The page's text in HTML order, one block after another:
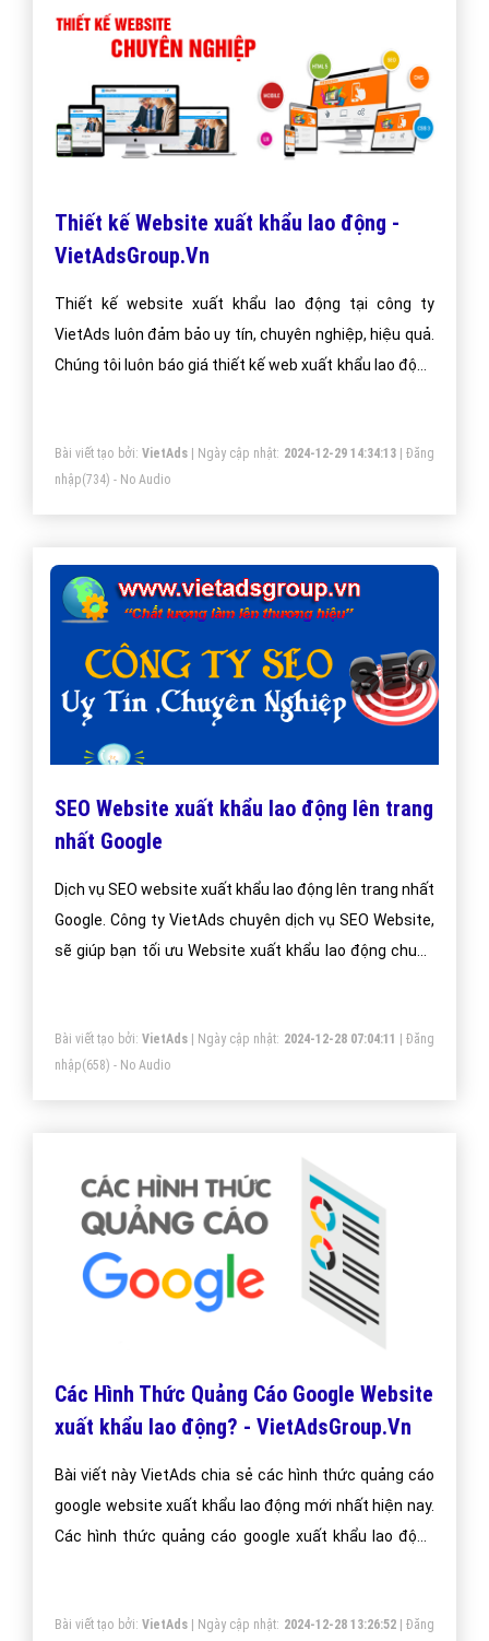
Thiết kế Website xuất khẩu lao động -
VietAdsGroup.Vn
Thiết kế website xuất khẩu lao động tại công ty
VietAds luôn đảm bảo uy tín, chuyên nghiệp, hiệu quả.
Chúng tôi luôn báo giá thiết kế web xuất khẩu lao động
Bài viết tạo bởi: VietAds| Ngày cập nhật: 2024-12-29 14:34:13|Đăng
nhập(734) - No Audio
SEO Website xuất khẩu lao động lên trang
nhất Google
Dịch vụ SEO website xuất khẩu lao động lên trang nhất
Google. Công ty VietAds chuyên dịch vụ SEO Website,
sẽ giúp bạn tối ưu Website xuất khẩu lao động chuẩn
Bài viết tạo bởi: VietAds| Ngày cập nhật: 2024-12-28 07:04:11 |Đăng
nhập(658) - No Audio
Các Hình Thức Quảng Cáo Google Website
xuất khẩu lao động? - VietAdsGroup.Vn
Bài viết này VietAds chia sẻ các hình thức quảng cáo
google website xuất khẩu lao động mới nhất hiện nay.
Các hình thức quảng cáo google xuất khẩu lao động
Bài viết tạo bởi: VietAds| Ngày cập nhật: 2024-12-28 13:26:52|Đăng